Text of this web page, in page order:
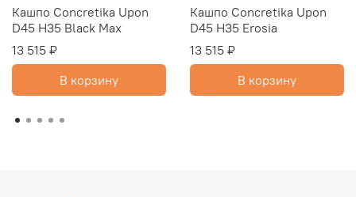
Кашпо Concretika Upon
D45 H35 Black Max
13 515 ₽
В корзину
Кашпо Concretika Upon
D45 H35 Erosia
13 515 ₽
В корзину